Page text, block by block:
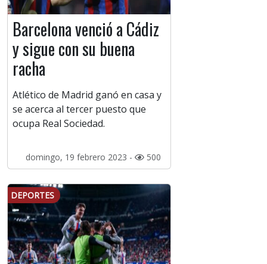
Barcelona venció a Cádiz
y sigue con su buena
racha
Atlético de Madrid ganó en casa y
se acerca al tercer puesto que
ocupa Real Sociedad.
domingo, 19 febrero 2023 - 500
DEPORTES